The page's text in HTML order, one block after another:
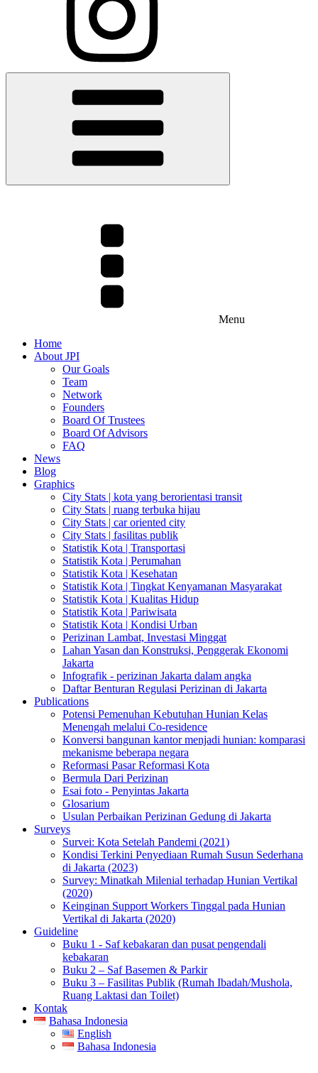
Menu
Home
About JPI
Our Goals
Team
Network
Founders
Board Of Trustees
Board Of Advisors
FAQ
News
Blog
Graphics
City Stats | kota yang berorientasi transit
City Stats | ruang terbuka hijau
City Stats | car oriented city
City Stats | fasilitas publik
Statistik Kota | Transportasi
Statistik Kota | Perumahan
Statistik Kota | Kesehatan
Statistik Kota | Tingkat Kenyamanan Masyarakat
Statistik Kota | Kualitas Hidup
Statistik Kota | Pariwisata
Statistik Kota | Kondisi Urban
Perizinan Lambat, Investasi Minggat
Lahan Yasan dan Konstruksi, Penggerak Ekonomi
Jakarta
Infografik - perizinan Jakarta dalam angka
Daftar Benturan Regulasi Perizinan di Jakarta
Publications
Potensi Pemenuhan Kebutuhan Hunian Kelas
Menengah melalui Co-residence
Konversi bangunan kantor menjadi hunian: komparasi
mekanisme beberapa negara
Reformasi Pasar Reformasi Kota
Bermula Dari Perizinan
Esai foto - Penyintas Jakarta
Glosarium
Usulan Perbaikan Perizinan Gedung di Jakarta
Surveys
Survei: Kota Setelah Pandemi (2021)
Kondisi Terkini Penyediaan Rumah Susun Sederhana
di Jakarta (2023)
Survey: Minatkah Milenial terhadap Hunian Vertikal
(2020)
Keinginan Support Workers Tinggal pada Hunian
Vertikal di Jakarta (2020)
Guideline
Buku 1 - Saf kebakaran dan pusat pengendali
kebakaran
Buku 2 – Saf Basemen & Parkir
Buku 3 – Fasilitas Publik (Rumah Ibadah/Mushola,
Ruang Laktasi dan Toilet)
Kontak
Bahasa Indonesia
English
Bahasa Indonesia